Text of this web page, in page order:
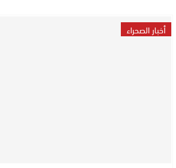
أخبار الصحراء